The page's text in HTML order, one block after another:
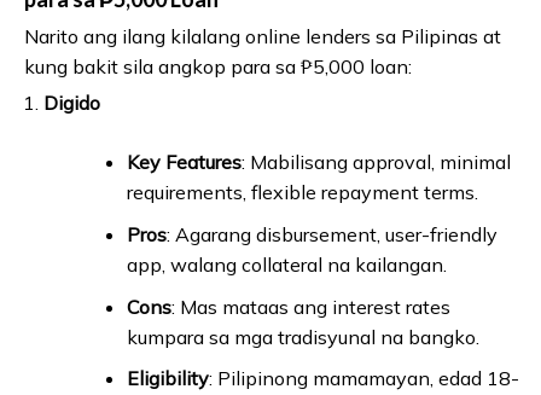
Narito ang ilang kilalang online lenders sa Pilipinas at
kung bakit sila angkop para sa ₱5,000 loan:
Digido
Key Features: Mabilisang approval, minimal
requirements, flexible repayment terms.
Pros: Agarang disbursement, user-friendly
app, walang collateral na kailangan.
Cons: Mas mataas ang interest rates
kumpara sa mga tradisyunal na bangko.
Eligibility: Pilipinong mamamayan, edad 18-